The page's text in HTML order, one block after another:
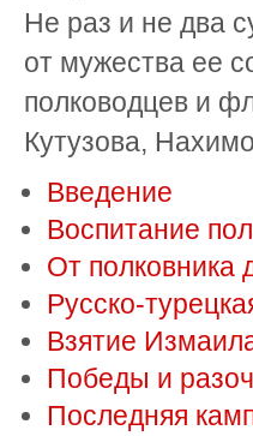
Не раз и не два
от мужества ее
полководцев и
Кутузова,
Введение
Воспитание
От
Русско-
Взятие
Победы и
Последняя